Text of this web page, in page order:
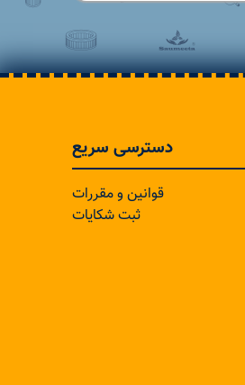
دسترسی سریع
قوانین و مقررات
ثبت شکایات